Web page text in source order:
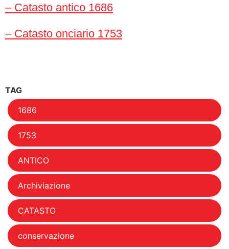
– Catasto antico 1686
– Catasto onciario 1753
TAG
1686
1753
ANTICO
Archiviazione
CATASTO
conservazione